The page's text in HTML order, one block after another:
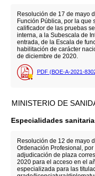
Resolución de 17 de mayo
Función Pública, por la que
calificador de las pruebas
interna, a la Subescala de
entrada, de la Escala de
habilitación de carácter
de diciembre de 2020.
PDF (BOE-A-2021-
MINISTERIO DE
Especialidades
Resolución de 12 de mayo
Ordenación Profesional,
adjudicación de plaza
2020 para el acceso en el
especializada para las